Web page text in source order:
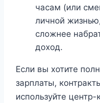
часам (или
личной
сложнее
доход.
Если вы хотите
зарплаты,
используйте центр-